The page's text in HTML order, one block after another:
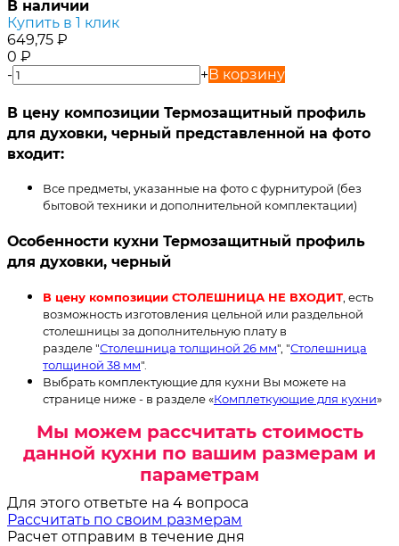
В наличии
Купить в 1 клик
649,75 ₽
0 ₽
-
+В корзину
В цену композиции Термозащитный профиль
для духовки, черный представленной на фото
входит:
Все предметы, указанные на фото с фурнитурой (без
бытовой техники и дополнительной комплектации)
Особенности кухни Термозащитный профиль
для духовки, черный
В цену композиции СТОЛЕШНИЦА НЕ ВХОДИТ, есть
возможность изготовления цельной или раздельной
столешницы за дополнительную плату в
разделе "Столешница толщиной 26 мм", "Столешница
толщиной 38 мм".
Выбрать комплектующие для кухни Вы можете на
странице ниже - в разделе «Комплеткующие для кухни»
Мы можем рассчитать стоимость
данной кухни по вашим размерам и
параметрам
Для этого ответьте на 4 вопроса
Рассчитать по своим размерам
Расчет отправим в течение дня